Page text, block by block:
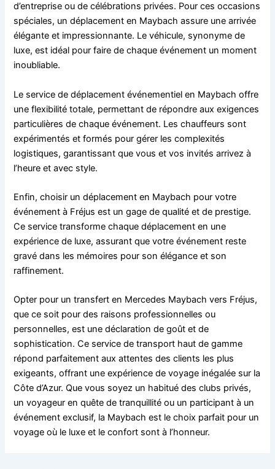
d’entreprise ou de célébrations privées. Pour ces occasions
spéciales, un déplacement en Maybach assure une arrivée
élégante et impressionnante. Le véhicule, synonyme de
luxe, est idéal pour faire de chaque événement un moment
inoubliable.
Le service de déplacement événementiel en Maybach offre
une flexibilité totale, permettant de répondre aux exigences
particulières de chaque événement. Les chauffeurs sont
expérimentés et formés pour gérer les complexités
logistiques, garantissant que vous et vos invités arrivez à
l’heure et avec style.
Enfin, choisir un déplacement en Maybach pour votre
événement à Fréjus est un gage de qualité et de prestige.
Ce service transforme chaque déplacement en une
expérience de luxe, assurant que votre événement reste
gravé dans les mémoires pour son élégance et son
raffinement.
Opter pour un transfert en Mercedes Maybach vers Fréjus,
que ce soit pour des raisons professionnelles ou
personnelles, est une déclaration de goût et de
sophistication. Ce service de transport haut de gamme
répond parfaitement aux attentes des clients les plus
exigeants, offrant une expérience de voyage inégalée sur la
Côte d’Azur. Que vous soyez un habitué des clubs privés,
un voyageur en quête de tranquillité ou un participant à un
événement exclusif, la Maybach est le choix parfait pour un
voyage où le luxe et le confort sont à l’honneur.